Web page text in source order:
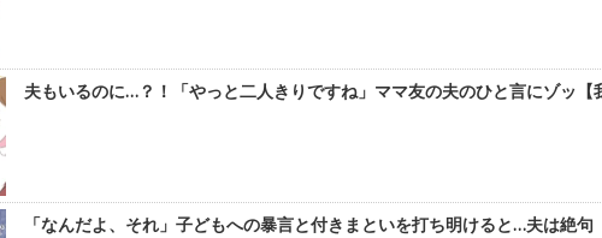
夫もいるのに…？！「やっと二人きりですね」ママ友の夫のひと言にゾッ
「なんだよ、それ」子どもへの暴言と付きまといを打ち明けると…夫は絶